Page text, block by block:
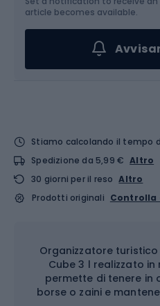
article becomes available.
Stiamo calcolando il tempo
Spedizione da 5,99 € Altro
30 giorni per il reso Altro
Prodotti originali Controlla
Organizzatore
Cube 3 l realizzato
permette di tenere in
borse o zaini e